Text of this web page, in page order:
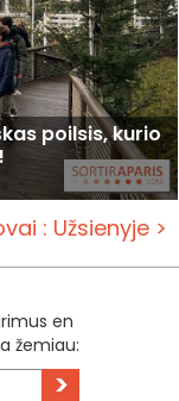
poilsis, kurio
: Užsienyje >
en
žemiau:
>